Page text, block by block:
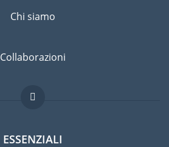
Chi siamo
Collaborazioni
ESSENZIALI